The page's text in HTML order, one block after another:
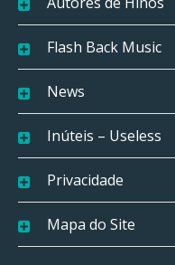
Flash Back Music
News
Inúteis – Useless
Privacidade
Mapa do Site